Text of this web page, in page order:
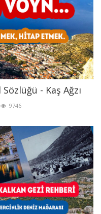
- Kaş Ağzı
9746